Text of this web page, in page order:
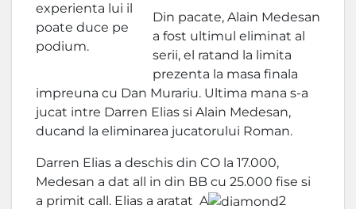
experienta lui il
poate duce pe
podium.
Din pacate, Alain Medesan
a fost ultimul eliminat al
serii, el ratand la limita
prezenta la masa finala
impreuna cu Dan Murariu. Ultima mana s-a
jucat intre Darren Elias si Alain Medesan,
ducand la eliminarea jucatorului Roman.
Darren Elias a deschis din CO la 17.000,
Medesan a dat all in din BB cu 25.000 fise si
a primit call. Elias a aratat A
2